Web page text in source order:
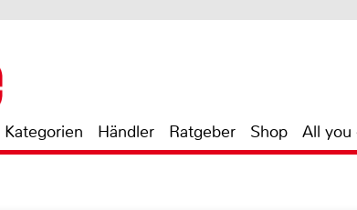
Kategorien Händler Ratgeber Shop All you